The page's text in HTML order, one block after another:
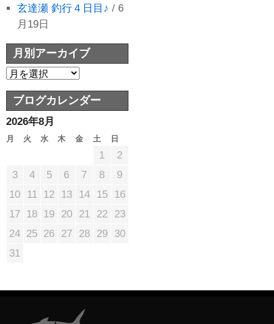
玄達瀬 釣行４日目♪ / 6
月19日
月別アーカイブ
ブログカレンダー
2026年8月
月 火 水 木 金 土 日
1
2
3
4 5 6 7 8
9
10
11 12 13 14 15
16
17 18 19 20 21 22
23
24 25 26 27 28 29
30
31